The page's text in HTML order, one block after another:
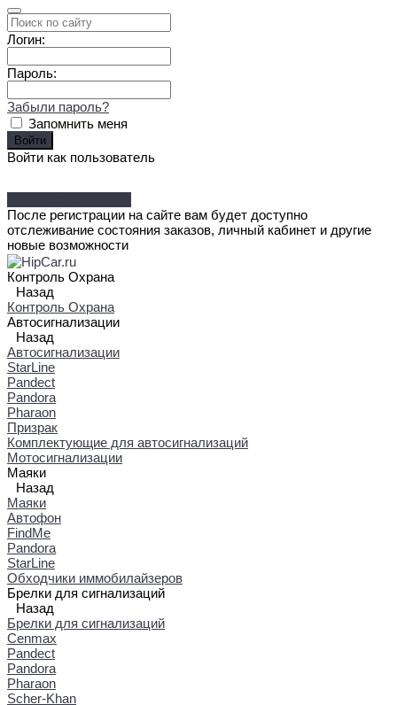
Логин:
Пароль:
Забыли пароль?
Запомнить меня
Войти как пользователь
После регистрации на сайте вам будет доступно
отслеживание состояния заказов, личный кабинет и другие
новые возможности
Контроль Охрана
Назад
Контроль Охрана
Автосигнализации
Назад
Автосигнализации
StarLine
Pandect
Pandora
Pharaon
Призрак
Комплектующие для автосигнализаций
Мотосигнализации
Маяки
Назад
Маяки
Автофон
FindMe
Pandora
StarLine
Обходчики иммобилайзеров
Брелки для сигнализаций
Назад
Брелки для сигнализаций
Cenmax
Pandect
Pandora
Pharaon
Scher-Khan